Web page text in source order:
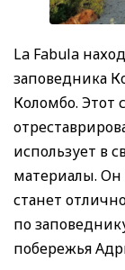
La Fabula
заповедника
Коломбо.
использует в
материалы.
станет
по
побережья